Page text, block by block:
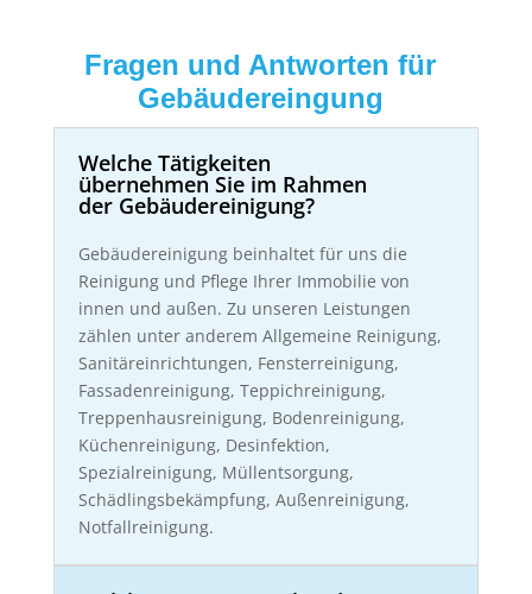
Fragen und Antworten für
Gebäudereingung
Welche Tätigkeiten
übernehmen Sie im Rahmen
der Gebäudereinigung?
Gebäudereinigung beinhaltet für uns die
Reinigung und Pflege Ihrer Immobilie von
innen und außen. Zu unseren Leistungen
zählen unter anderem Allgemeine Reinigung,
Sanitäreinrichtungen, Fensterreinigung,
Fassadenreinigung, Teppichreinigung,
Treppenhausreinigung, Bodenreinigung,
Küchenreinigung, Desinfektion,
Spezialreinigung, Müllentsorgung,
Schädlingsbekämpfung, Außenreinigung,
Notfallreinigung.